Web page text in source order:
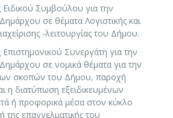
Συμβούλου για την
σε θέματα Λογιστικής και
-λειτουργίας του Δήμου.
Συνεργάτη για την
σε νομικά θέματα για την
σκοπών του Δήμου, παροχή
η διατύπωση εξειδικευμένων
ή προφορικά μέσα στον κύκλο
επαγγελματικής του